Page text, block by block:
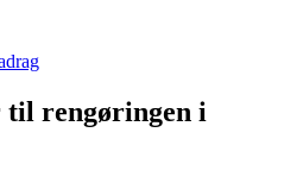
rengøringen i